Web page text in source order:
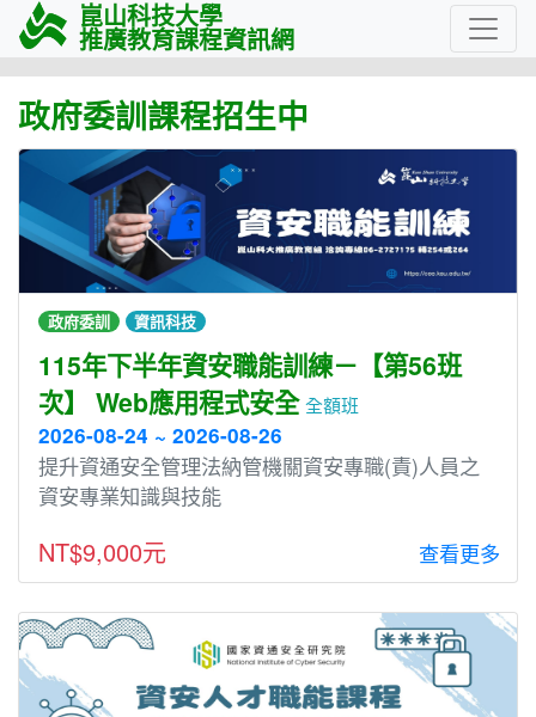
崑山科技大學
推廣教育課程資訊網
政府委訓課程招生中
政府委訓 資訊科技
115年下半年資安職能訓練－【第56班
次】 Web應用程式安全 全額班
2026-08-24 ~ 2026-08-26
提升資通安全管理法納管機關資安專職(責)人員之
資安專業知識與技能
NT$9,000元 查看更多